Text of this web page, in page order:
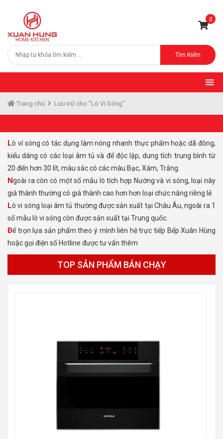
0
Tìm Kiếm
Trang chủ Lưu trữ cho "Lò Vi Sóng"
Lò ví sóng có tác dụng làm nóng nhanh thực phẩm hoặc dã đông,
kiểu dáng có các loại âm tủ và để độc lập, dung tích trung bình từ
20 đến hơn 30 lít, màu sắc có các màu Bạc, Xám, Trắng.
Ngoài ra còn có một số mẫu lò tích hợp Nướng và vi sóng, loại này
giá thành thường có giá thành cao hơn hơn loại chức năng riêng lẻ
Lò vi sóng loại âm tủ thường được sản xuất tại Châu Âu, ngoài ra 1
số mẫu lò vi sóng còn được sản xuất tại Trung quốc.
Để trọn lựa sản phẩm theo ý mình liên hệ trực tiếp Bếp Xuân Hùng
hoặc gọi điện số Hotline được tư vấn thêm
TOP SẢN PHẨM BÁN CHẠY